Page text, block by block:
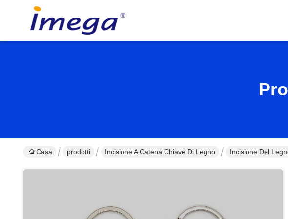
Casa prodotti Incisione A Catena Chiave Di Legno Incisione Del